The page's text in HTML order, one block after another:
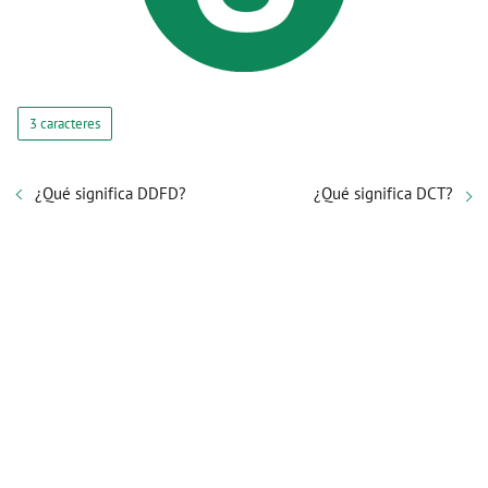
3 caracteres
¿Qué significa DDFD? ¿Qué significa DCT?